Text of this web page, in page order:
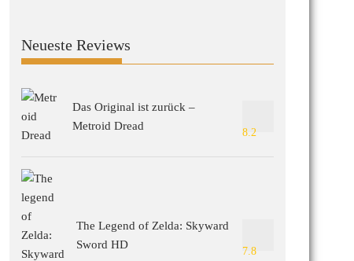
Neueste Reviews
Das Original ist zurück –
Metroid Dread
8.2
The Legend of Zelda: Skyward
Sword HD
7.8